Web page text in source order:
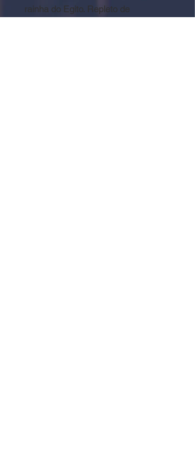
rainha do Egito. Repleto de